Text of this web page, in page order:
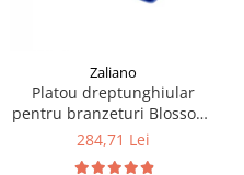
Zaliano
Platou dreptunghiular
pentru branzeturi Blossom,
ceramica smaltuita, pictat
284,71 Lei